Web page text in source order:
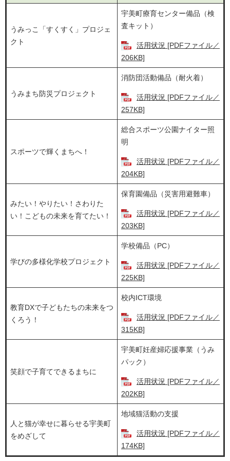
うみっこ「すくすく」プロジェ
クト
宇美町療育センター備品（検
査キット）
活用状況 [PDFファイル／
206KB]
うみまち防災プロジェクト
消防団活動備品（耐火着）
活用状況 [PDFファイル／
257KB]
スポーツで輝くまちへ！
総合スポーツ公園ナイター照
明
活用状況 [PDFファイル／
204KB]
みたい！やりたい！さわりた
い！こどもの未来を育てたい！
保育園備品（災害用避難車）
活用状況 [PDFファイル／
203KB]
学びの多様化学校プロジェクト
学校備品（PC）
活用状況 [PDFファイル／
225KB]
教育DXで子どもたちの未来をつ
くろう！
校内ICT環境
活用状況 [PDFファイル／
315KB]
笑顔で子育てできるまちに
宇美町妊産婦応援事業（うみ
パック）
活用状況 [PDFファイル／
202KB]
人と猫が幸せに暮らせる宇美町
をめざして
地域猫活動の支援
活用状況 [PDFファイル／
174KB]